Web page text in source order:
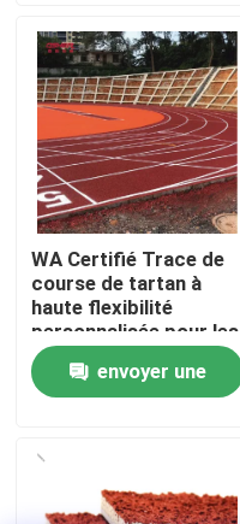
À propos de nous
Visite de l'usine
Contrôle de qualité
Nous contacter
Nouvelles
Demander un devis
WA Certifié Trace de
course de tartan à
haute flexibilité
personnalisée pour les
projets
envoyer une